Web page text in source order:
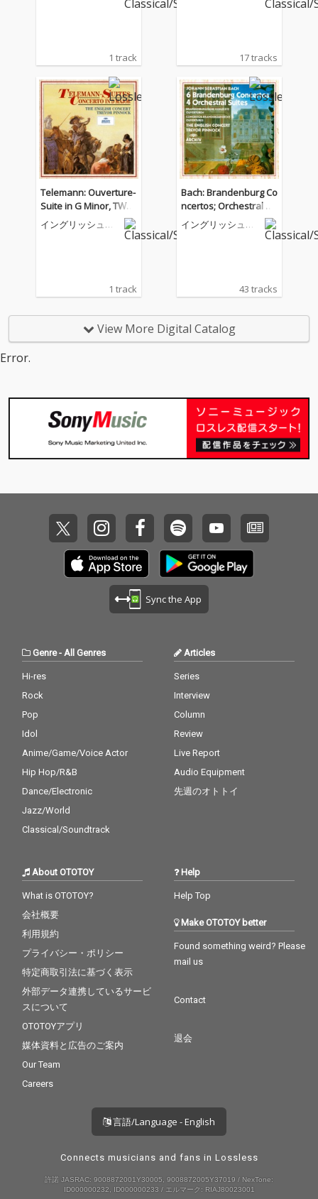
1 track 17 tracks
Telemann: Ouverture-
Suite in G Minor, TWV
55:g4: VI. Gasconnade
イングリッシュ・
1 track
Bach: Brandenburg Co
ncertos; Orchestral Su
ites
イングリッシュ・
43 tracks
View More Digital Catalog
Error.
Sync the App
Genre- All Genres
Hi-res
Rock
Pop
Idol
Anime/Game/Voice Actor
Hip Hop/R&B
Dance/Electronic
Jazz/World
Classical/Soundtrack
Articles
Series
Interview
Column
Review
Live Report
Audio Equipment
先週のオトトイ
About OTOTOY
What is OTOTOY?
会社概要
利用規約
プライバシー・ポリシー
特定商取引法に基づく表示
外部データ連携しているサービ
スについて
OTOTOYアプリ
媒体資料と広告のご案内
Our Team
Careers
Help
Help Top
Make OTOTOY better
Found something weird? Please
mail us
Contact
退会
言語/Language - English
Connects musicians and fans in Lossless
許諾 JASRAC: 9008872001Y30005, 9008872005Y37019 / NexTone:
ID000000232, ID000000233 / エルマーク: RIAJ80023001